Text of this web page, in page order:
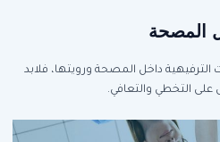
المصحة
داخل المصحة ورويتها، فلابد
التخطي والتعافي.